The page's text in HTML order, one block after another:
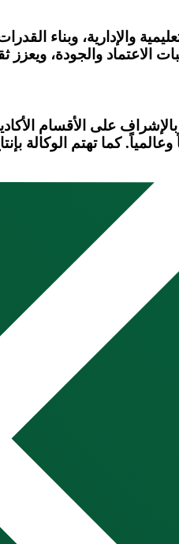
والإدارية، وبناء
الاعتماد والجودة، ويعزز
على الأقسام
وعالمياً. كما تهتم